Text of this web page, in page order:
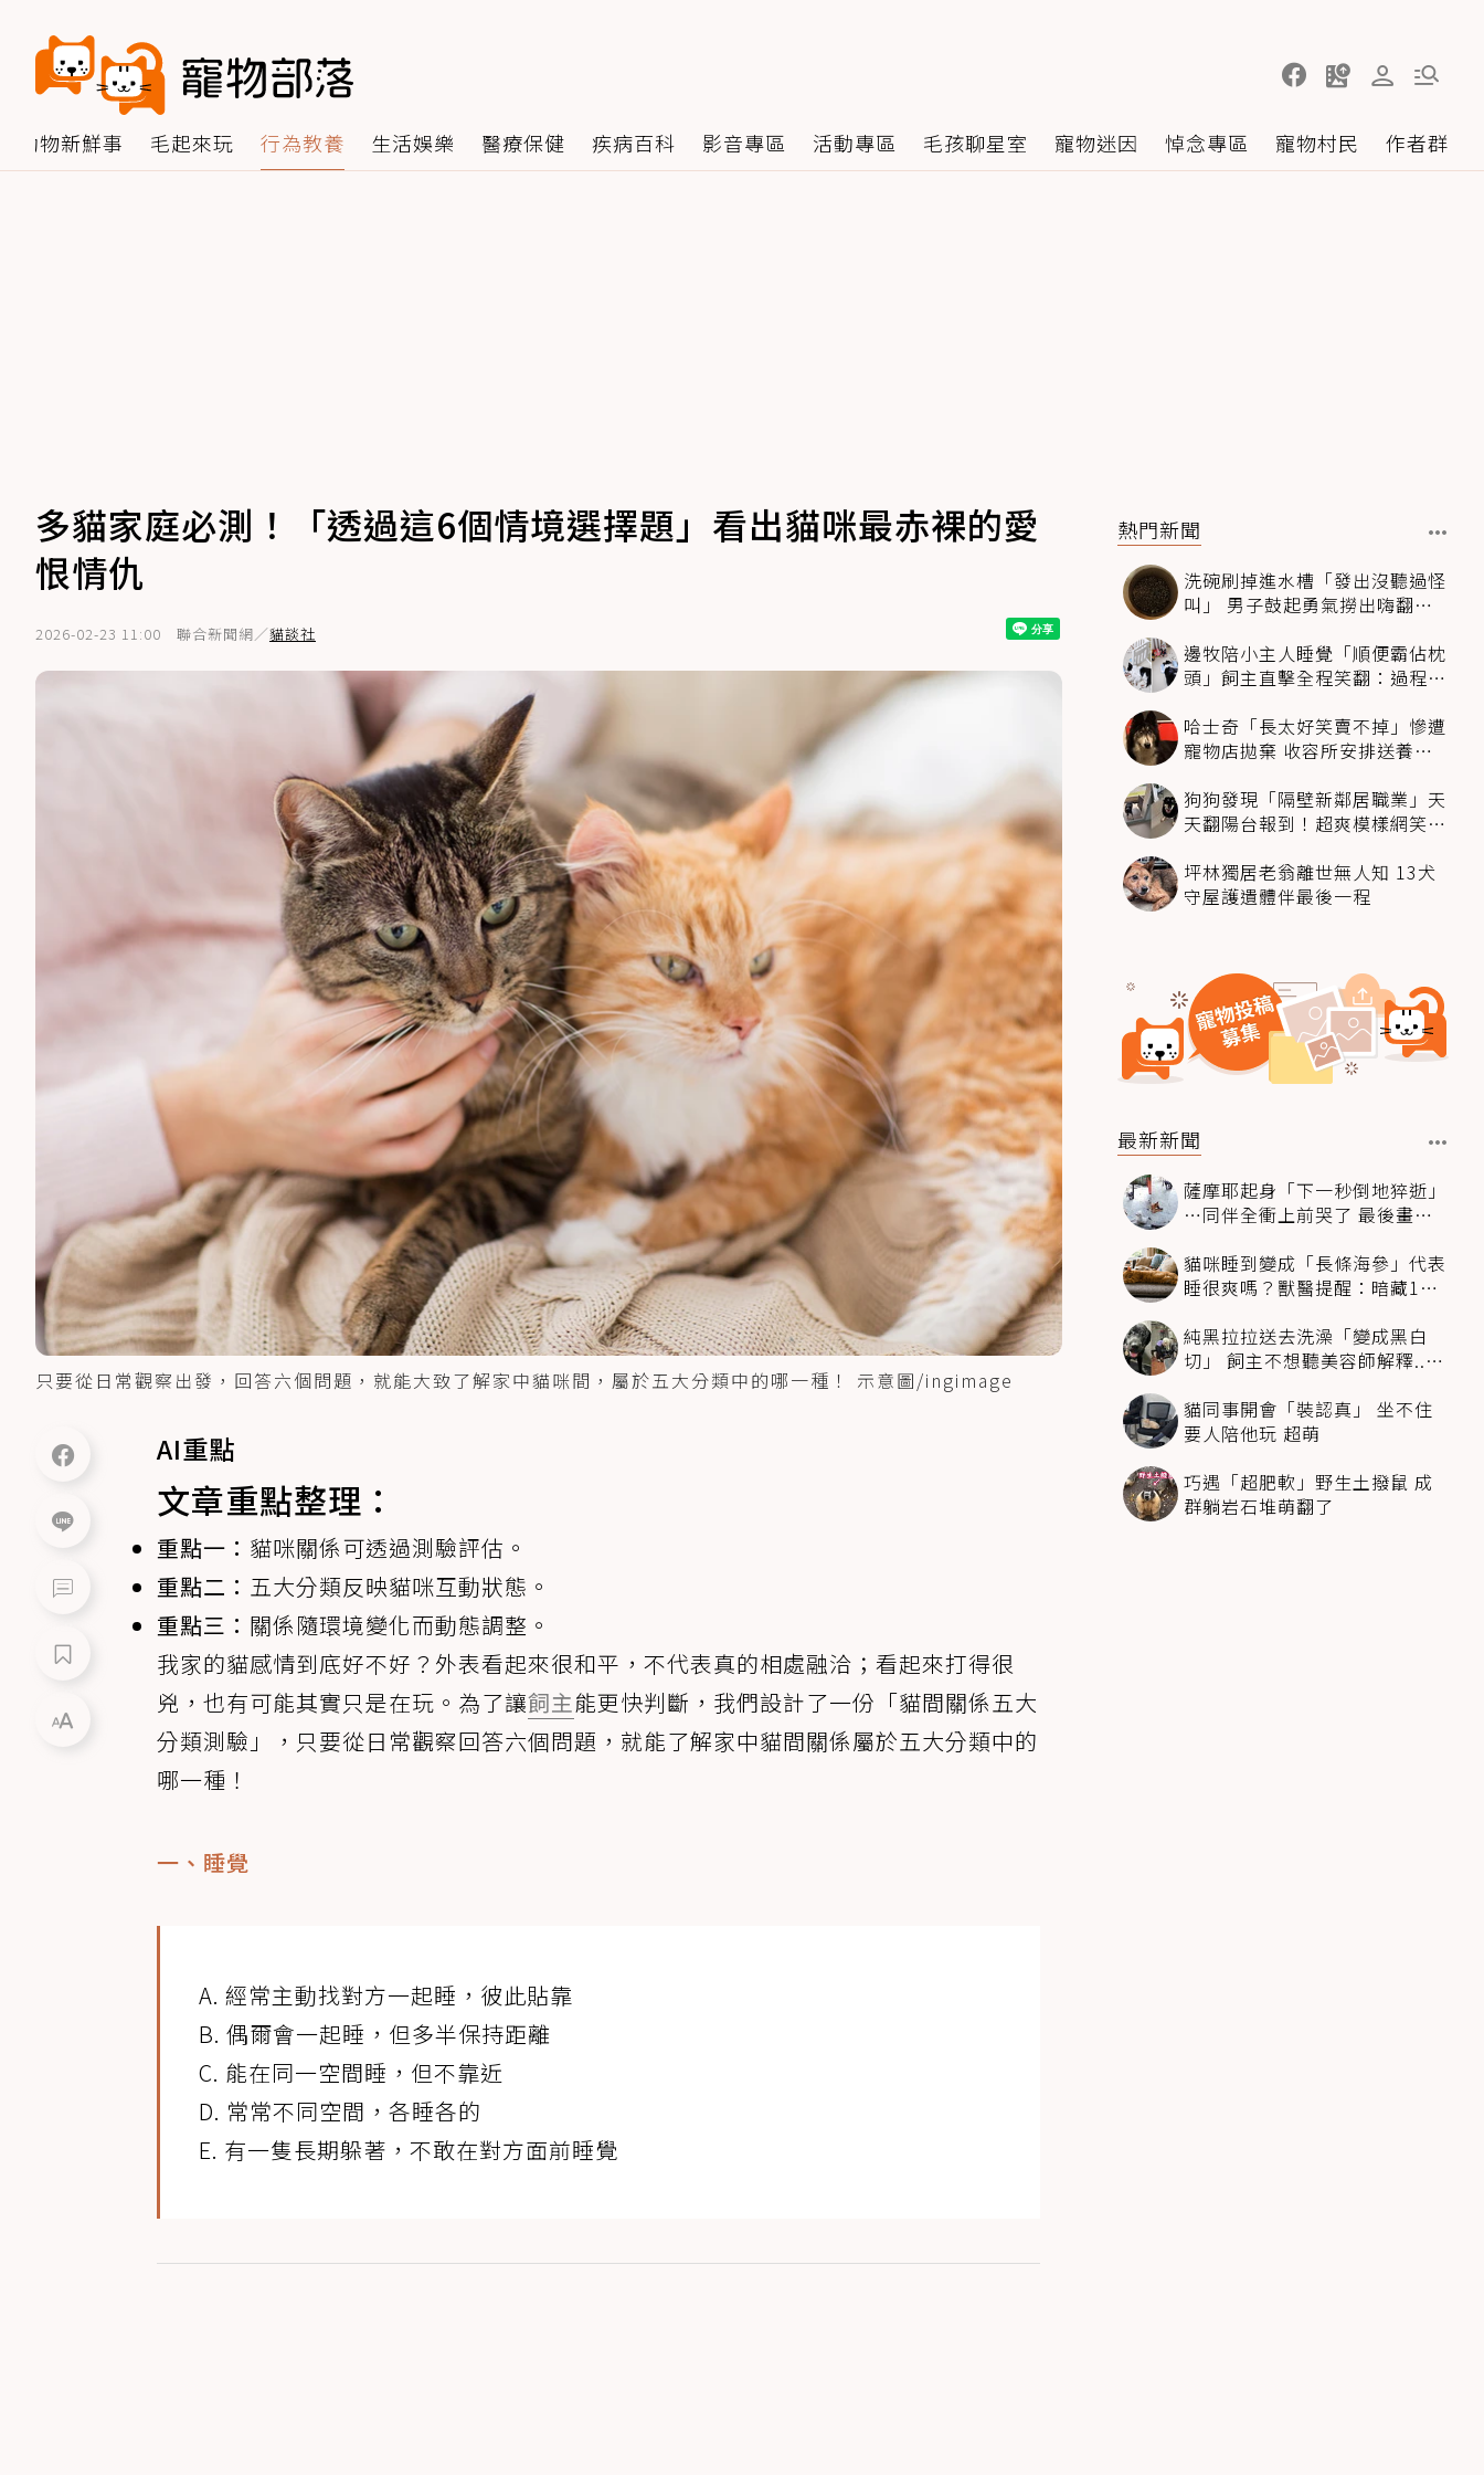
動物新鮮事 毛起來玩 行為教養 生活娛樂 醫療保健 疾病百科 影音專區 活動專區 毛孩聊星室 寵物迷因 悼念專區 寵物村民 作者群
多貓家庭必測！「透過這6個情境選擇題」看出貓咪最赤裸的愛
恨情仇
2026-02-23 11:00 聯合新聞網／貓談社
只要從日常觀察出發，回答六個問題，就能大致了解家中貓咪間，屬於五大分類中的哪一種！ 示意圖/ingimage
AI重點
文章重點整理：
重點一： 貓咪關係可透過測驗評估。
重點二： 五大分類反映貓咪互動狀態。
重點三： 關係隨環境變化而動態調整。
我家的貓感情到底好不好？外表看起來很和平，不代表真的相處融洽；看起來打得很
兇，也有可能其實只是在玩。為了讓飼主能更快判斷，我們設計了一份「貓間關係五大
分類測驗」，只要從日常觀察回答六個問題，就能了解家中貓間關係屬於五大分類中的
哪一種！
一、睡覺
A. 經常主動找對方一起睡，彼此貼靠
B. 偶爾會一起睡，但多半保持距離
C. 能在同一空間睡，但不靠近
D. 常常不同空間，各睡各的
E. 有一隻長期躲著，不敢在對方面前睡覺
熱門新聞
洗碗刷掉進水槽「發出沒聽過怪
叫」 男子鼓起勇氣撈出嗨翻：
邊牧陪小主人睡覺「順便霸佔枕
頭」飼主直擊全程笑翻：過程絲
哈士奇「長太好笑賣不掉」慘遭
寵物店拋棄 收容所安排送養活
狗狗發現「隔壁新鄰居職業」天
天翻陽台報到！超爽模樣網笑
坪林獨居老翁離世無人知 13犬
守屋護遺體伴最後一程
最新新聞
薩摩耶起身「下一秒倒地猝逝」
…同伴全衝上前哭了 最後畫面
貓咪睡到變成「長條海參」代表
睡很爽嗎？獸醫提醒：暗藏1種
純黑拉拉送去洗澡「變成黑白
切」 飼主不想聽美容師解釋..衝
貓同事開會「裝認真」 坐不住
要人陪他玩 超萌
巧遇「超肥軟」野生土撥鼠 成
群躺岩石堆萌翻了